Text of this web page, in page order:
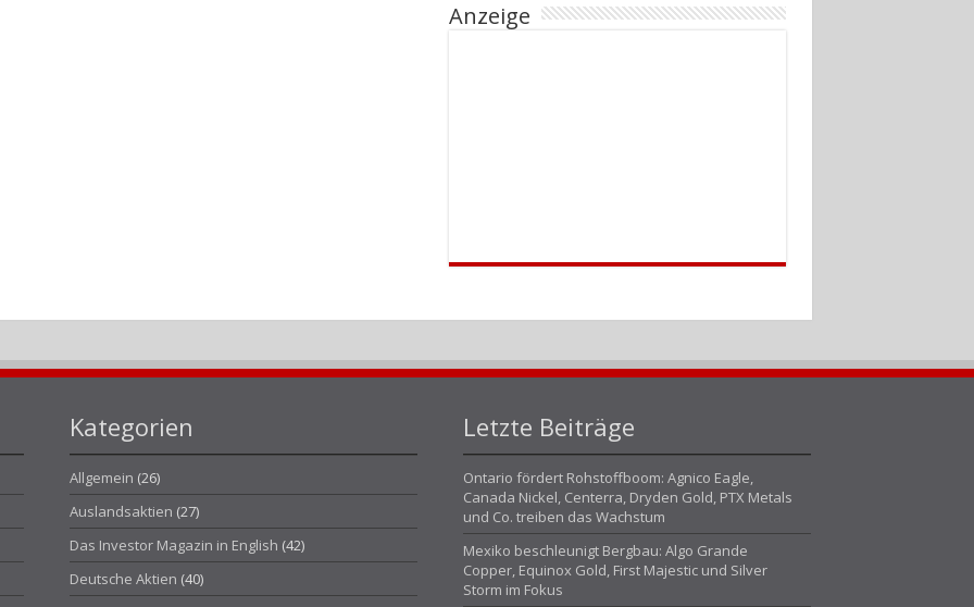
Anzeige
Kategorien
Allgemein (26)
Auslandsaktien (27)
Das Investor Magazin in English (42)
Deutsche Aktien (40)
Letzte Beiträge
Ontario fördert Rohstoffboom: Agnico Eagle,
Canada Nickel, Centerra, Dryden Gold, PTX Metals
und Co. treiben das Wachstum
Mexiko beschleunigt Bergbau: Algo Grande
Copper, Equinox Gold, First Majestic und Silver
Storm im Fokus